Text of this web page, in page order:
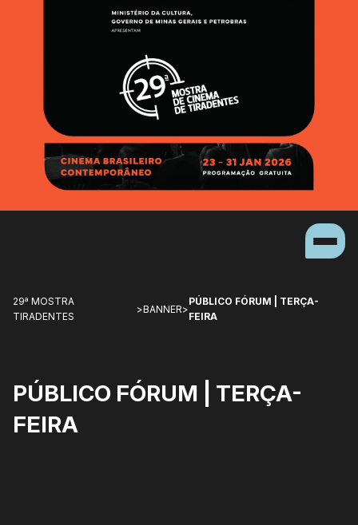
29ª MOSTRA
TIRADENTES
>BANNER>
PÚBLICO FÓRUM | TERÇA-
FEIRA
PÚBLICO FÓRUM | TERÇA-
FEIRA